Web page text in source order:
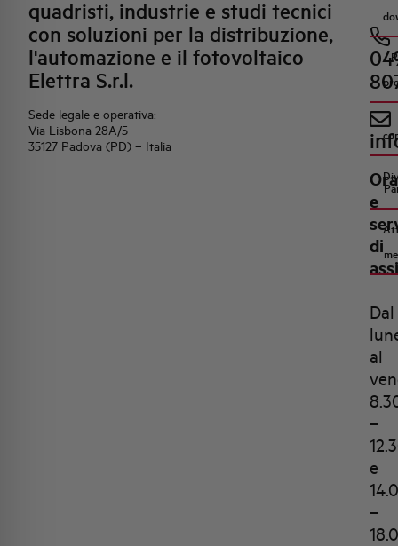
quadristi, industrie e studi tecnici
con soluzioni per la distribuzione,
l'automazione e il fotovoltaico
Elettra S.r.l.
Sede legale e operativa:
Via Lisbona 28A/5
35127 Padova (PD) – Italia
e
di
Dal
al
–
e
–